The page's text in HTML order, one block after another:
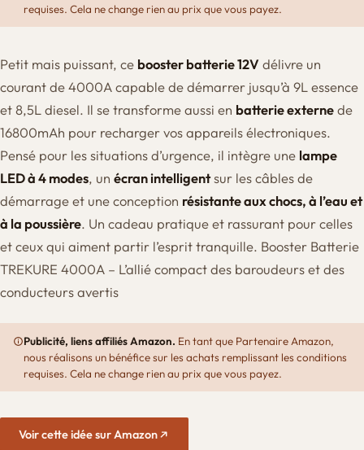
requises. Cela ne change rien au prix que vous payez.
Petit mais puissant, ce booster batterie 12Vdélivre un
courant de 4000A capable de démarrer jusqu’à 9L essence
et 8,5L diesel. Il se transforme aussi en batterie externede
16800mAh pour recharger vos appareils électroniques.
Pensé pour les situations d’urgence, il intègre une lampe
LED à 4 modes, un écran intelligentsur les câbles de
démarrage et une conception résistante aux chocs, à l’eau et
à la poussière. Un cadeau pratique et rassurant pour celles
et ceux qui aiment partir l’esprit tranquille. Booster Batterie
TREKURE 4000A – L’allié compact des baroudeurs et des
conducteurs avertis
Publicité, liens affiliés Amazon. En tant que Partenaire Amazon,
nous réalisons un bénéfice sur les achats remplissant les conditions
requises. Cela ne change rien au prix que vous payez.
Voir cette idée sur Amazon